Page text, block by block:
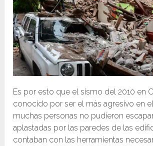
Es por esto que el sismo del 2010 en
conocido por ser el más agresivo en
muchas personas no pudieron
aplastadas por las paredes de las
contaban con las herramientas